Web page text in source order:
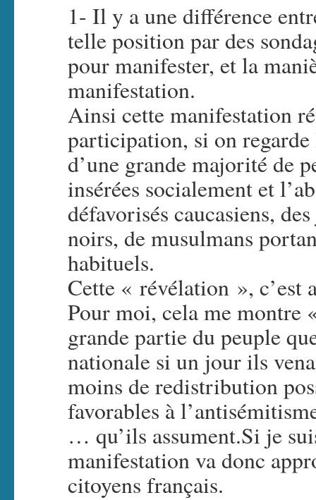
1- Il y a une différence
telle position par des
pour manifester, et la
manifestation.
Ainsi cette manifestation
participation, si on
d’une grande majorité de
insérées socialement et
défavorisés caucasiens,
noirs, de musulmans
habituels.
Cette « révélation », c’est
Pour moi, cela me montre
grande partie du peuple
nationale si un jour ils
moins de redistribution
favorables à
… qu’ils assument.Si je
manifestation va donc
citoyens français.